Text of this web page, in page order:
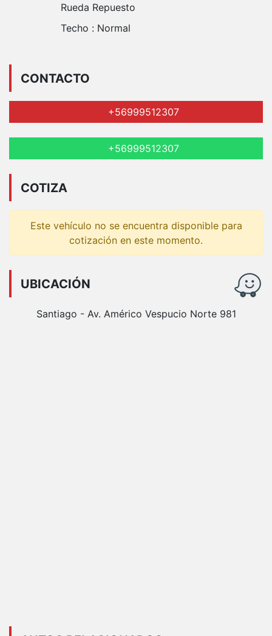
Rueda Repuesto
Techo : Normal
CONTACTO
+56999512307
+56999512307
COTIZA
Este vehículo no se encuentra disponible para
cotización en este momento.
UBICACIÓN
Santiago - Av. Américo Vespucio Norte 981